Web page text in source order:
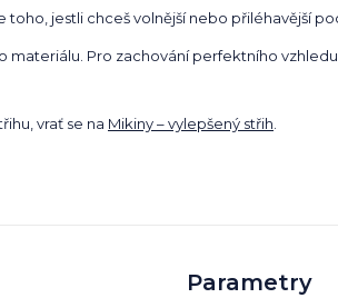
jestli chceš volnější nebo přiléhavější
Pro zachování perfektního
vrať se na Mikiny – vylepšený střih
Parametry